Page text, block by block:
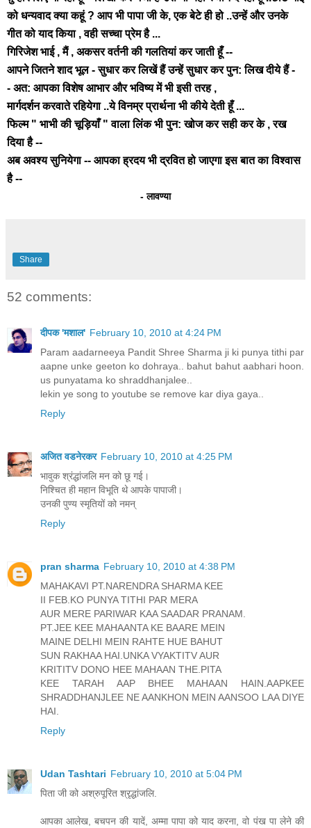
को धन्यवाद क्या कहूं ? आप भी पापा जी के, एक बेटे ही हो ..उन्हें और उनके
गीत को याद किया , वही सच्चा प्रेम है ...
गिरिजेश भाई , मैं , अकसर वर्तनी की गलतियां कर जाती हूँ --
आपने जितने शाद भूल - सुधार कर लिखें हैं उन्हें सुधार कर पुन: लिख दीये हैं -
- अत: आपका विशेष आभार और भविष्य में भी इसी तरह ,
मार्गदर्शन करवाते रहियेगा ..ये विनम्र प्रार्थना भी कीये देती हूँ ...
फिल्म " भाभी की चूड़ियाँ " वाला लिंक भी पुन: खोज कर सही कर के , रख
दिया है --
अब अवश्य सुनियेगा -- आपका ह्रदय भी द्रवित हो जाएगा इस बात का विश्वास
है --
- लावण्या
Share
52 comments:
दीपक 'मशाल' February 10, 2010 at 4:24 PM
Param aadarneeya Pandit Shree Sharma ji ki punya tithi par
aapne unke geeton ko dohraya.. bahut bahut aabhari hoon.
us punyatama ko shraddhanjalee..
lekin ye song to youtube se remove kar diya gaya..
Reply
अजित वडनेरकर February 10, 2010 at 4:25 PM
भावुक श्रंद्धांजलि मन को छू गई।
निश्चित ही महान विभूति थे आपके पापाजी।
उनकी पुण्य स्मृतियों को नमन्
Reply
pran sharma February 10, 2010 at 4:38 PM
MAHAKAVI PT.NARENDRA SHARMA KEE
II FEB.KO PUNYA TITHI PAR MERA
AUR MERE PARIWAR KAA SAADAR PRANAM.
PT.JEE KEE MAHAANTA KE BAARE MEIN
MAINE DELHI MEIN RAHTE HUE BAHUT
SUN RAKHAA HAI.UNKA VYAKTITV AUR
KRITITV DONO HEE MAHAAN THE.PITA
KEE TARAH AAP BHEE MAHAAN HAIN.AAPKEE
SHRADDHANJLEE NE AANKHON MEIN AANSOO LAA DIYE
HAI.
Reply
Udan Tashtari February 10, 2010 at 5:04 PM
पिता जी को अश्रुपूरित श्रृद्धांजलि.
आपका आलेख, बचपन की यादें, अम्मा पापा को याद करना, वो पंख पा लेने की